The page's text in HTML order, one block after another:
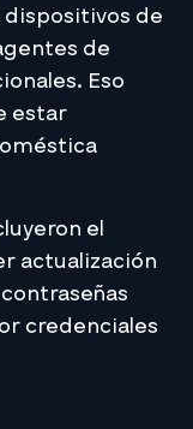
dispositivos de
de
Eso
estar
el
actualización
credenciales